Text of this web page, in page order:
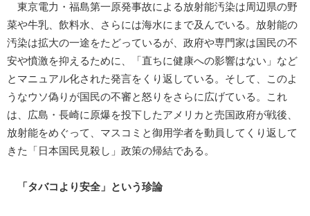
東京電力・福島第一原発事故による放射能汚染は周辺県の野
菜や牛乳、飲料水、さらには海水にまで及んでいる。放射能の
汚染は拡大の一途をたどっているが、政府や専門家は国民の不
安や憤激を抑えるために、「直ちに健康への影響はない」など
とマニュアル化された発言をくり返している。そして、このよ
うなウソ偽りが国民の不審と怒りをさらに広げている。これ
は、広島・長崎に原爆を投下したアメリカと売国政府が戦後、
放射能をめぐって、マスコミと御用学者を動員してくり返して
きた「日本国民見殺し」政策の帰結である。
「タバコより安全」という珍論